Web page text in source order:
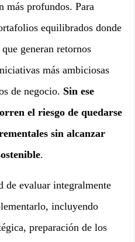
más profundos. Para
equilibrados donde
generan retornos
más ambiciosas
de negocio. Sin ese
el riesgo de quedarse
sin alcanzar
.
de evaluar integralmente
incluyendo
preparación de los